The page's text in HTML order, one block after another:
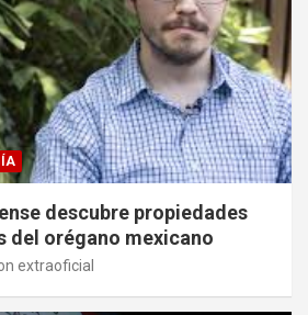
descubre propiedades
del orégano mexicano
extraoficial